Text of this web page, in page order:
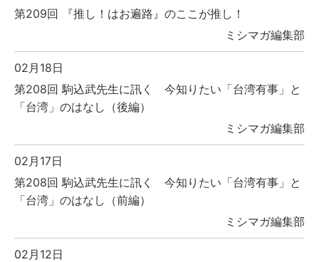
第209回 『推し！はお遍路』のここが推し！
ミシマガ編集部
02月18日
第208回 駒込武先生に訊く 今知りたい「台湾有事」と
「台湾」のはなし（後編）
ミシマガ編集部
02月17日
第208回 駒込武先生に訊く 今知りたい「台湾有事」と
「台湾」のはなし（前編）
ミシマガ編集部
02月12日